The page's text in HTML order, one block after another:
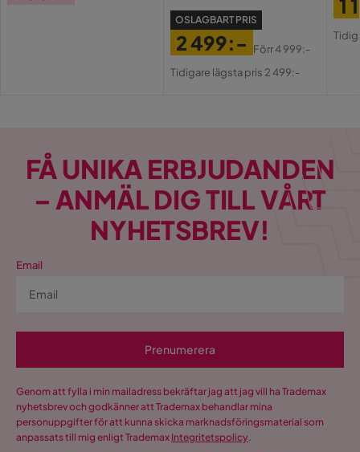
OSLAGBART PRIS
Pris
2 499:-
Original
Förr4 999:-
Tidigare lägsta pris 2 499:-
1
FÅ UNIKA ERBJUDANDEN
– ANMÄL DIG TILL VÅRT
NYHETSBREV!
Email
Prenumerera
Genom att fylla i min mailadress bekräftar jag att jag vill ha Trademax
nyhetsbrev och godkänner att Trademax behandlar mina
personuppgifter för att kunna skicka marknadsföringsmaterial som
anpassats till mig enligt Trademax Integritetspolicy.